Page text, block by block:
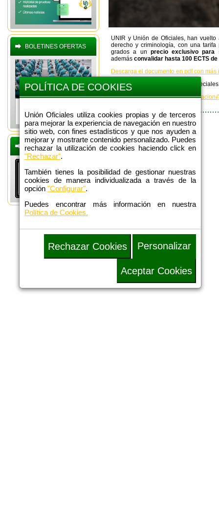
POLÍTICA DE COOKIES
Unión Oficiales utiliza cookies propias y de terceros
para mejorar la experiencia de navegación en nuestro
sitio web, con fines estadísticos y que nos ayuden a
mejorar y mostrarte contenido personalizado. Puedes
rechazar la utilización de cookies haciendo click en
"Rechazar".
También tienes la posibilidad de gestionar nuestras
cookies de manera individualizada a través de la
opción "Configurar".
Puedes encontrar más información en nuestra
Política de Cookies.
Rechazar Cookies Personalizar
Aceptar Cookies
BOLETINES OFERTAS
DEFENSA
ADMINISTRATIVA
UNIR y Unión de Oficiales, han
derecho y criminología, con una
grados a un precio exclusivo para
además convalidar hasta 100 ECTS
Descarga el documento en pdf con
También existen condiciones
Interesados, contactar con